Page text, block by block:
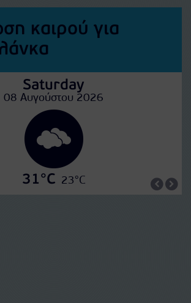
καιρού για
Saturday
08 Αυγούστου 2026
31°C 23°C